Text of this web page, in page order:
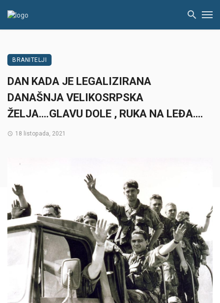
BRANITELJI
DAN KADA JE LEGALIZIRANA
DANAŠNJA VELIKOSRPSKA
ŽELJA….GLAVU DOLE , RUKA NA LEĐA….
18 listopada, 2021